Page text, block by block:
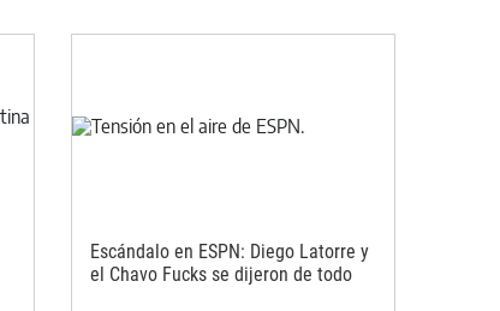
Escándalo en ESPN: Diego Latorre y
el Chavo Fucks se dijeron de todo